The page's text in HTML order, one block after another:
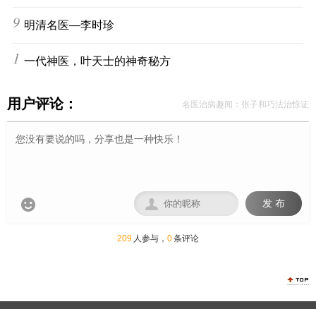
9 明清名医—李时珍
10一代神医，叶天士的神奇秘方
用户评论： 名医治病趣闻：张子和巧法治惊证
 发 布

209 人参与， 0条评论